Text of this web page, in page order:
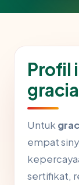
Profil
Untuk
empat
sertifikat,